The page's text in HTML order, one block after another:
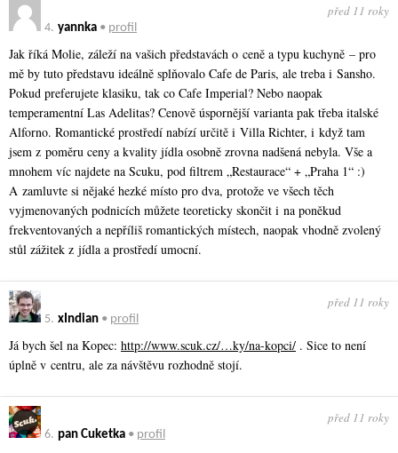
4. yannka • profil
před 11 roky
Jak říká Molie, záleží na vašich představách o ceně a typu kuchyně – pro
mě by tuto představu ideálně splňovalo Cafe de Paris, ale treba i Sansho.
Pokud preferujete klasiku, tak co Cafe Imperial? Nebo naopak
temperamentní Las Adelitas? Cenově úspornější varianta pak třeba italské
Alforno. Romantické prostředí nabízí určitě i Villa Richter, i když tam
jsem z poměru ceny a kvality jídla osobně zrovna nadšená nebyla. Vše a
mnohem víc najdete na Scuku, pod filtrem „Restaurace“ + „Praha 1“ :)
A zamluvte si nějaké hezké místo pro dva, protože ve všech těch
vyjmenovaných podnicích můžete teoreticky skončit i na poněkud
frekventovaných a nepříliš romantických místech, naopak vhodně zvolený
stůl zážitek z jídla a prostředí umocní.
5. xIndian • profil
před 11 roky
Já bych šel na Kopec: http://www.scuk.cz/…ky/na-kopci/ . Sice to není
úplně v centru, ale za návštěvu rozhodně stojí.
6. pan Cuketka • profil
před 11 roky